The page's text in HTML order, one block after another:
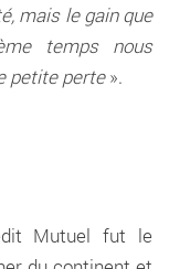
mais le gain que
temps nous
petite perte».
Mutuel fut le